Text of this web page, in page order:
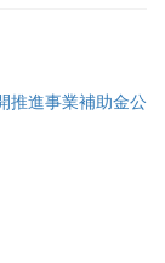
推進事業補助金公